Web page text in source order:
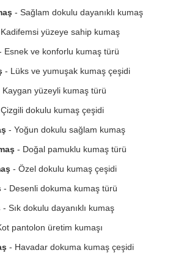
- Sağlam dokulu dayanıklı kumaş
yüzeye sahip kumaş
Esnek ve konforlu kumaş türü
- Lüks ve yumuşak kumaş çeşidi
Kaygan yüzeyli kumaş türü
dokulu kumaş çeşidi
- Yoğun dokulu sağlam kumaş
- Doğal pamuklu kumaş türü
- Özel dokulu kumaş çeşidi
- Desenli dokuma kumaş türü
- Sık dokulu dayanıklı kumaş
pantolon üretim kumaşı
- Havadar dokuma kumaş çeşidi